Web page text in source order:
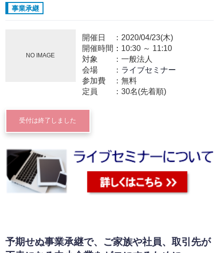
事業承継
NO IMAGE
開催日
2020/04/23(木)
開催時間： 10:30～ 11:10
対象
一般法人
会場
ライブセミナー
参加費
無料
定員
30名(先着順)
受付は終了しました
予期せぬ事業承継で、ご家族や社員、取引先が